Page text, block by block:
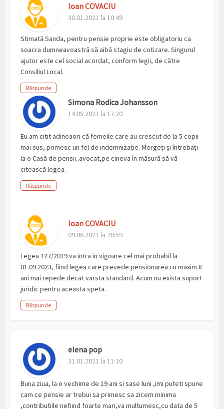
Ioan COVACIU
30.01.2021 la 10:49
Stimată Sanda, pentru pensie proprie este obligatoriu ca
soacra dumneavoastră să aibă stagiu de cotizare. Singurul
ajutor este cel social acordat, conform legii, de către
Consiliul Local.
Răspunde
Simona Rodica Johansson
14.05.2021 la 17:20
Eu am citit adineaori că femeile care au crescut de la 5 copii
mai sus, primesc un fel de indemnizație. Mergeți și întrebați
la o Casă de pensii..avocat,pe cineva în măsură să vă
citească legea.
Răspunde
Ioan COVACIU
09.06.2021 la 20:59
Legea 127/2019 va intra in vigoare cel mai probabil la
01.09.2023, fiind legea care prevede pensionarea cu maxim 8
ani mai repede decat varsta standard. Acum nu exista suport
juridic pentru aceasta speta.
Răspunde
elena pop
31.01.2021 la 11:10
Buna ziua, la o vechime de 19 ani si sase luni ,imi puteti spune
cam ce pensie ar trebui sa primesc sa zicem minima
,contributiile nefiind foarte mari,va multumesc,cu data de 5